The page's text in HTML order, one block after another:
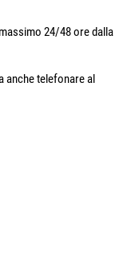
24/48 ore dalla
anche telefonare al